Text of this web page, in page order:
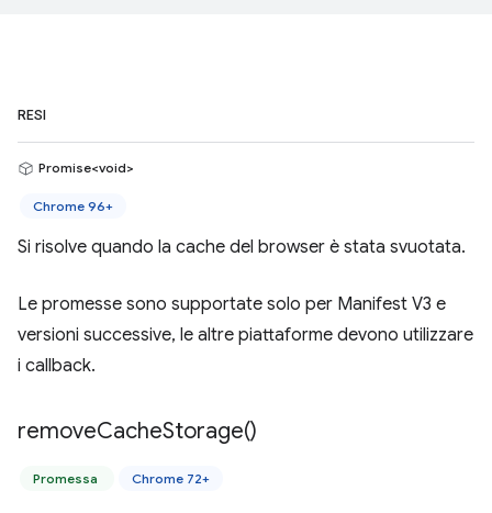
RESI
Promise<void>
Chrome 96+
Si risolve quando la cache del browser è stata svuotata.
Le promesse sono supportate solo per Manifest V3 e
versioni successive, le altre piattaforme devono utilizzare
i callback.
removeCacheStorage()
Promessa Chrome 72+